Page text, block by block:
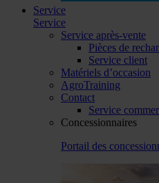
Service
Service
Service après-vente
Pièces de
Service client
Matériels d’occasion
AgroTraining
Contact
Service
Concessionnaires
Portail des